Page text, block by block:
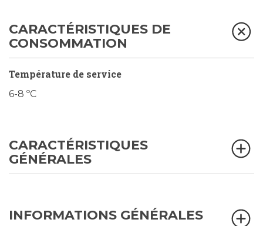
CARACTÉRISTIQUES DE
CONSOMMATION
Température de service
6-8 ºC
CARACTÉRISTIQUES
GÉNÉRALES
INFORMATIONS GÉNÉRALES